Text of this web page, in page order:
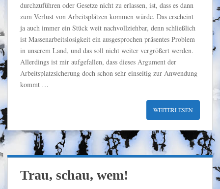
durchzuführen oder Gesetze nicht zu erlassen, ist, dass es dann
zum Verlust von Arbeitsplätzen kommen würde. Das erscheint
ja auch immer ein Stück weit nachvollziehbar, denn schließlich
ist Massenarbeitslosigkeit ein ausgesprochen präsentes Problem
in unserem Land, und das soll nicht weiter vergrößert werden.
Allerdings ist mir aufgefallen, dass dieses Argument der
Arbeitsplatzsicherung doch schon sehr einseitig zur Anwendung
kommt …
WEITERLESEN
Trau, schau, wem!